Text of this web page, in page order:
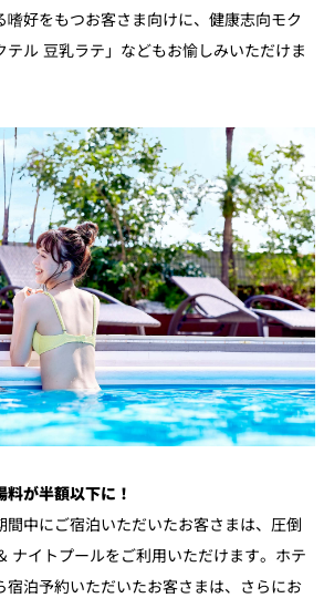
嗜好をもつお客さま向けに、健康志向モク
テル 豆乳ラテ」などもお愉しみいただけま
が半額以下に！
間中にご宿泊いただいたお客さまは、圧倒
ナイトプールをご利用いただけます。ホテ
宿泊予約いただいたお客さまは、さらにお